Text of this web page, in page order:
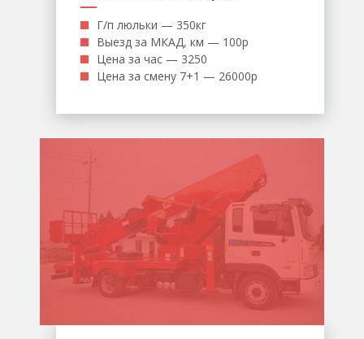
Г/п люльки — 350кг
Выезд за МКАД, км — 100р
Цена за час — 3250
Цена за смену 7+1 — 26000р